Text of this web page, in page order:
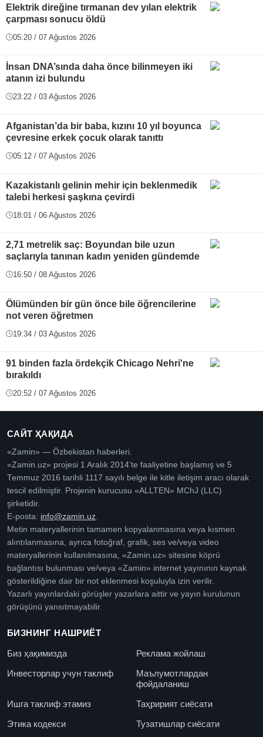
Elektrik direğine tırmanan dev yılan elektrik
çarpması sonucu öldü
05:20 / 07 Ağustos 2026
İnsan DNA’sında daha önce bilinmeyen iki
atanın izi bulundu
23:22 / 03 Ağustos 2026
Afganistan’da bir baba, kızını 10 yıl boyunca
çevresine erkek çocuk olarak tanıttı
05:12 / 07 Ağustos 2026
Kazakistanlı gelinin mehir için beklenmedik
talebi herkesi şaşkına çevirdi
18:01 / 06 Ağustos 2026
2,71 metrelik saç: Boyundan bile uzun
saçlarıyla tanınan kadın yeniden gündemde
16:50 / 08 Ağustos 2026
Ölümünden bir gün önce bile öğrencilerine
not veren öğretmen
19:34 / 03 Ağustos 2026
91 binden fazla ördekçik Chicago Nehri'ne
bırakıldı
20:52 / 07 Ağustos 2026
САЙТ ҲАҚИДА
«Zamin» — Özbekistan haberleri.
«Zamin.uz» projesi 1 Aralık 2014’te faaliyetine başlamış ve 5
Temmuz 2016 tarihli 1117 sayılı belge ile kitle iletişim aracı olarak
tescil edilmiştir. Projenin kurucusu «ALLTEN» MChJ (LLC)
şirketidir.
E-posta: info@zamin.uz
Metin materyallerinin tamamen kopyalanmasına veya kısmen
alıntılanmasına, ayrıca fotoğraf, grafik, ses ve/veya video
materyallerinin kullanılmasına, «Zamin.uz» sitesine köprü
bağlantısı bulunması ve/veya «Zamin» internet yayınının kaynak
gösterildiğine dair bir not eklenmesi koşuluyla izin verilir.
Yazarlı yayınlardaki görüşler yazarlara aittir ve yayın kurulunun
görüşünü yansıtmayabilir.
БИЗНИНГ НАШРИЁТ
Биз ҳақимизда
Реклама жойлаш
Инвесторлар учун таклиф
Маълумотлардан
фойдаланиш
Ишга таклиф этамиз
Таҳририят сиёсати
Этика кодекси
Тузатишлар сиёсати